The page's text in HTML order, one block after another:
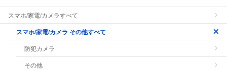
スマホ/家電/カメラすべて
スマホ/家電/カメラ その他すべて
防犯カメラ
その他